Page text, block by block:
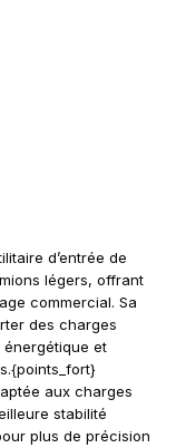
d’entrée de
légers, offrant
commercial. Sa
des charges
et
aux charges
stabilité
plus de précision